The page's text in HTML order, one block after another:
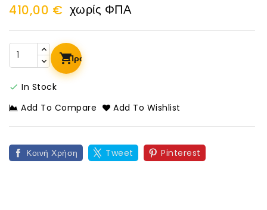
410,00 € χωρίς ΦΠΑ
Προσθήκη Στο Καλάθι
 In Stock
Add To Compare
Add To Wishlist
Κοινή Χρήση Tweet Pinterest